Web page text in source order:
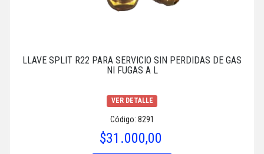
LLAVE SPLIT R22 PARA SERVICIO SIN PERDIDAS DE GAS
NI FUGAS A L
VER DETALLE
Código: 8291
$31.000,00